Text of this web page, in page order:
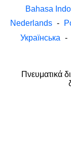
Bahasa
Nederlands -
Українська -
Πνευματικά